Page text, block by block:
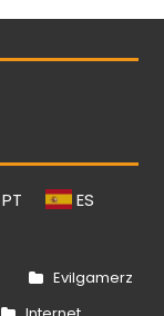
PT ES
Evilgamerz